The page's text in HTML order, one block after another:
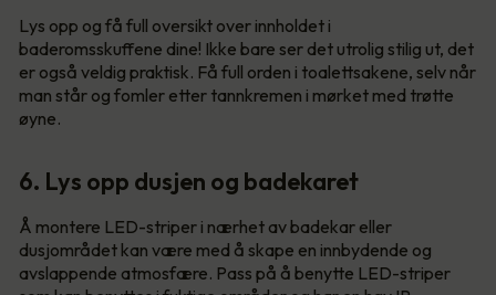
Lys opp og få full oversikt over innholdet i
baderomsskuffene dine! Ikke bare ser det utrolig stilig ut, det
er også veldig praktisk. Få full orden i toalettsakene, selv når
man står og fomler etter tannkremen i mørket med trøtte
øyne.
6. Lys opp dusjen og badekaret
Å montere LED-striper i nærhet av badekar eller
dusjområdet kan være med å skape en innbydende og
avslappende atmosfære. Pass på å benytte LED-striper